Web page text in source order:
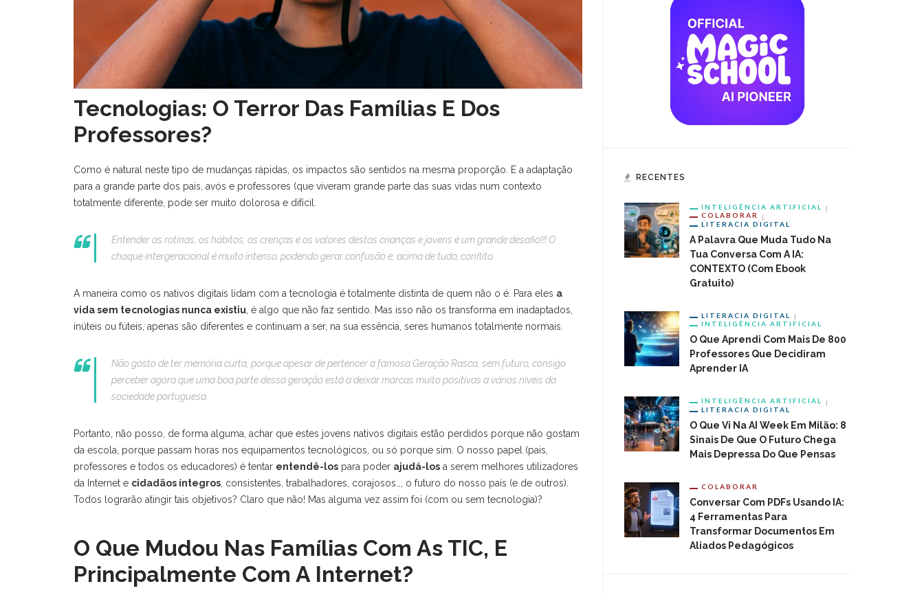
Tecnologias: O Terror Das Famílias E Dos
Professores?
Como é natural neste tipo de mudanças rápidas, os impactos são sentidos na mesma proporção. E a adaptação
para a grande parte dos pais, avós e professores (que viveram grande parte das suas vidas num contexto
totalmente diferente, pode ser muito dolorosa e difícil.
Entender as rotinas, os hábitos, as crenças e os valores destas crianças e jovens é um grande desafio!!! O
choque intergeracional é muito intenso, podendo gerar confusão e, acima de tudo, conflito.
A maneira como os nativos digitais lidam com a tecnologia é totalmente distinta de quem não o é. Para eles a
vida sem tecnologias nunca existiu, é algo que não faz sentido. Mas isso não os transforma em inadaptados,
inúteis ou fúteis, apenas são diferentes e continuam a ser, na sua essência, seres humanos totalmente normais.
Não gosto de ter memória curta, porque apesar de pertencer à famosa Geração Rasca, sem futuro, consigo
perceber agora que uma boa parte dessa geração está a deixar marcas muito positivas a vários níveis da
sociedade portuguesa.
Portanto, não posso, de forma alguma, achar que estes jovens nativos digitais estão perdidos porque não gostam
da escola, porque passam horas nos equipamentos tecnológicos, ou só porque sim. O nosso papel (pais,
professores e todos os educadores) é tentar entendê-los para poder ajudá-los a serem melhores utilizadores
da Internet e cidadãos íntegros, consistentes, trabalhadores, corajosos…, o futuro do nosso país (e de outros).
Todos lograrão atingir tais objetivos? Claro que não! Mas alguma vez assim foi (com ou sem tecnologia)?
O Que Mudou Nas Famílias Com As TIC, E
Principalmente Com A Internet?
RECENTES
INTELIGÊNCIA ARTIFICIAL
COLABORAR
LITERACIA DIGITAL
A Palavra Que Muda Tudo Na
Tua Conversa Com A IA:
CONTEXTO (com Ebook
Gratuito)
LITERACIA DIGITAL
INTELIGÊNCIA ARTIFICIAL
O Que Aprendi Com Mais De 800
Professores Que Decidiram
Aprender IA
INTELIGÊNCIA ARTIFICIAL
LITERACIA DIGITAL
O Que Vi Na AI Week Em Milão: 8
Sinais De Que O Futuro Chega
Mais Depressa Do Que Pensas
COLABORAR
Conversar Com PDFs Usando IA:
4 Ferramentas Para
Transformar Documentos Em
Aliados Pedagógicos
mais de 21 anos, 7 dos quais também na
gestão e organização de Bibliotecas
1.
Tua Conversa Com A IA:
ARQUIVO